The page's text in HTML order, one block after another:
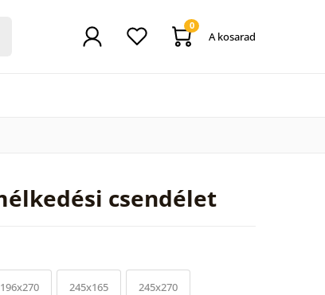
0
A kosarad
csendélet
196x270 245x165 245x270